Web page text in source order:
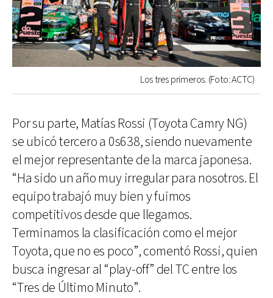
Los tres primeros. (Foto: ACTC)
Por su parte, Matías Rossi (Toyota Camry NG)
se ubicó tercero a 0s638, siendo nuevamente
el mejor representante de la marca japonesa.
“Ha sido un año muy irregular para nosotros. El
equipo trabajó muy bien y fuimos
competitivos desde que llegamos.
Terminamos la clasificación como el mejor
Toyota, que no es poco”, comentó Rossi, quien
busca ingresar al “play-off” del TC entre los
“Tres de Último Minuto”.